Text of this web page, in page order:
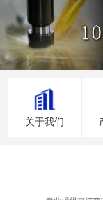
关于我们